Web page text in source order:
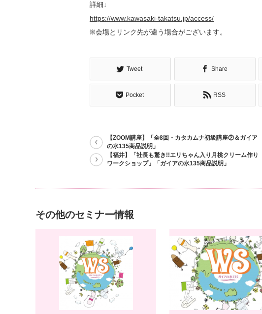
詳細↓
https://www.kawasaki-takatsu.jp/access/
※会場とリンク先が違う場合がございます。
Tweet Share
Pocket RSS
【ZOOM講座】「全8回・カタカムナ初級講座②＆ガイア
の水135商品説明」
【福井】「社長も驚き!!エリちゃん入り月桃クリーム作り
ワークショップ」「ガイアの水135商品説明」
その他のセミナー情報